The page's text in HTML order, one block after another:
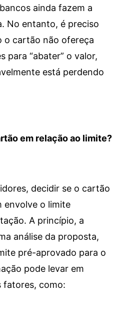
ainda fazem a
No entanto, é preciso
o cartão não ofereça
para “abater” o valor,
está perdendo
em relação ao limite?
decidir se o cartão
envolve o limite
A princípio, a
análise da proposta,
pré-aprovado para o
pode levar em
fatores, como: